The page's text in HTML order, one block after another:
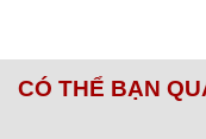
CÓ THỂ BẠN